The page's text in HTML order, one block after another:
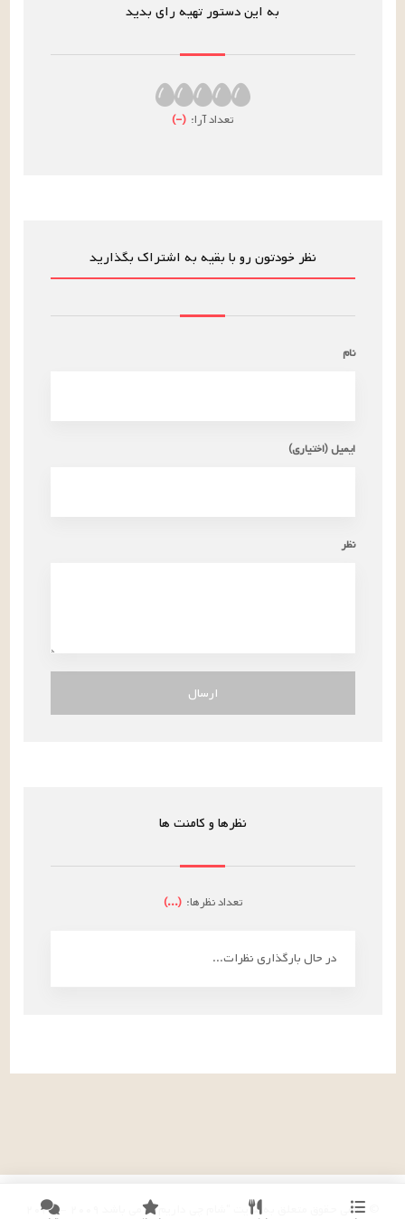
به این دستور تهیه رای بدید
تعداد آرا: (
–
)
نظر خودتون رو با بقیه به اشتراک بگذارید
نام
ایمیل (اختیاری)
نظر
ارسال
نظرها و کامنت ها
تعداد نظرها: (
...
)
در حال بارگذاری نظرات...
© تمامی حقوق متعلق به سایت "شام چی داریم؟!" می باشد -۲۰۲۶